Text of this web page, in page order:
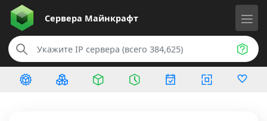
Сервера Майнкрафт